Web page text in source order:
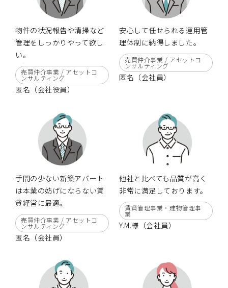
物件の状況報告や清掃など
管理をしっかりやって欲し
い。
売買仲介事業 / アセットコ
ンサルティング
匿名（会社役員）
安心して任せられる運用管
理体制に納得しました。
売買仲介事業 / アセットコ
ンサルティング
匿名（会社員）
手間の少ない新築アパート
は本業の妨げにならない賃
貸経営に最適。
売買仲介事業 / アセットコ
ンサルティング
匿名（会社員）
他社と比べても品質が高く
非常に満足しております。
賃貸管理事業・建物管理事
業
Y.M.様（会社員）